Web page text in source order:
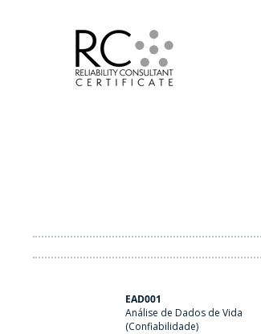
EAD001
Análise de Dados de Vida
(Confiabilidade)